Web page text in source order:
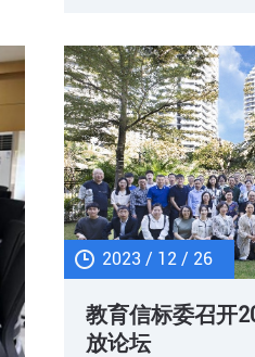
清华大学杜婧老师主
自全国各地的委员、
了会议。
2023 / 12 / 26
教育信标委召开
放论坛